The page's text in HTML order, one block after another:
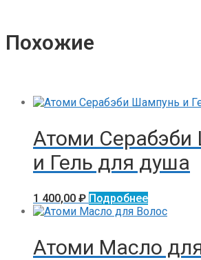
Похожие
Атоми
и Гель для душа
1 400,00 ₽ Подробнее
Атоми Масло